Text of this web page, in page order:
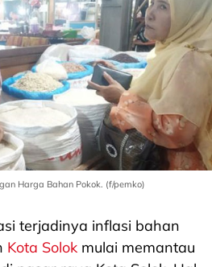
Harga Bahan Pokok. (f/pemko)
terjadinya inflasi bahan
Kota Solok mulai memantau